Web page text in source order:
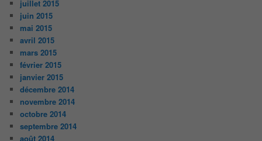
juillet 2015
juin 2015
mai 2015
avril 2015
mars 2015
février 2015
janvier 2015
décembre 2014
novembre 2014
octobre 2014
septembre 2014
août 2014